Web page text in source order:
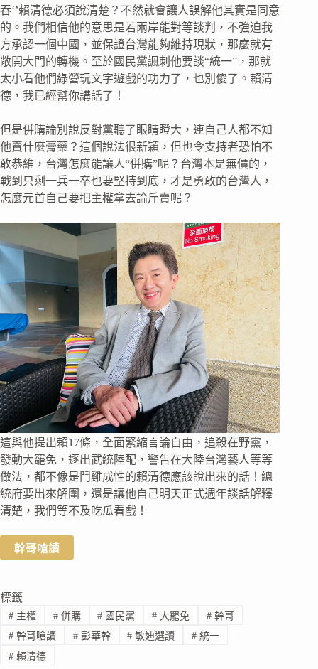
吞‘’賴清德必須說清楚？不然就會讓人誤解他其實是同意
的。我們相信他的意思是若兩岸能對等談判，不強迫我
方承認一個中國，並保證台灣能夠維持現狀，那麼就有
敞開大門的轉機。至於國民黨諷刺他要談“統一”，那就
太小看他們綠營玩文字遊戲的功力了，也別傻了。賴清
德，我已經幫你講話了！
但是併購論別說反對黨聽了眼睛瞪大，連自己人都不知
他賣什麼膏藥？這個說法很新穎，但也令支持者恐怕不
敢恭維，台灣怎麼能讓人“併購”呢？台灣本是無價的，
戰到只剩一兵一卒也要堅持到底，才是勇敢的台灣人，
怎麼元首自己要把主權拿去論斤賣呢？
這與他提出賴17條，全面緊縮言論自由，追殺在野黨，
發動大罷免，逐出武統陸配，警告在大陸台灣藝人等等
做法，都不像是鬥雞成性的賴清德應該說出來的話！總
統府要出來解圍，還是讓他自己明天正式週年談話解釋
清楚，我們等不及吃瓜看戲！
幹哥嗆讀
標籤
#主權 #併購 # 國民黨 # 大罷免 # 幹哥
#幹哥嗆讀 #彭華幹 # 敏迪選讀 # 統一
#賴清德